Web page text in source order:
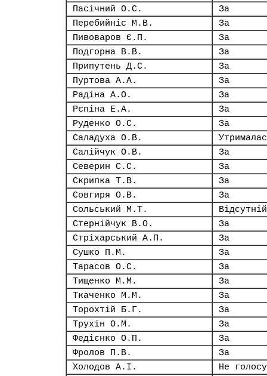
Пасічний О.С.
За
Перебийніс М.В.
За
Пивоваров Є.П.
За
Подгорна В.В.
За
Припутень Д.С.
За
Пуртова А.А.
За
Радіна А.О.
За
Рєпіна Е.А.
За
Руденко О.С.
За
Саладуха О.В.
Салійчук О.В.
За
Северин С.С.
За
Скрипка Т.В.
За
Совгиря О.В.
За
Сольський М.Т.
Відсутній
Стернійчук В.О.
За
Стріхарський А.П.
За
Сушко П.М.
За
Тарасов О.С.
За
Тищенко М.М.
За
Ткаченко М.М.
За
Торохтій Б.Г.
За
Трухін О.М.
За
Федієнко О.П.
За
Фролов П.В.
За
Холодов А.І.
Не